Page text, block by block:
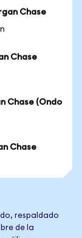
Chase
Chase
Chase (Ondo
Chase
respaldado
de la